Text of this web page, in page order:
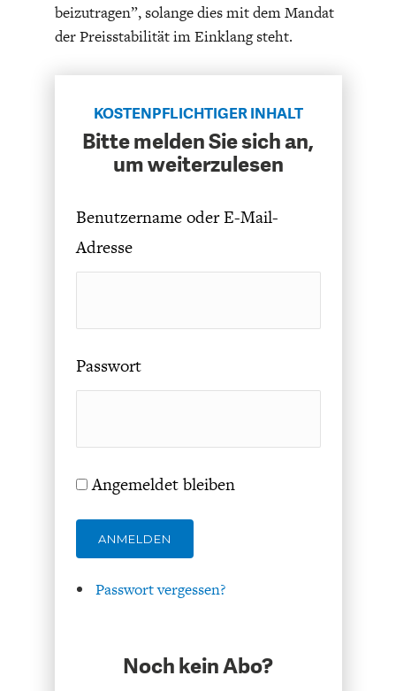
UNGLEICHHEIT UND
EUROPA
beizutragen”, solange dies mit dem Mandat
der Preisstabilität im Einklang steht.
KOSTENPFLICHTIGER INHALT
Bitte melden Sie sich an,
um weiterzulesen
Benutzername oder E-Mail-
Adresse
Passwort
Angemeldet bleiben
ANMELDEN
Passwort vergessen?
Noch kein Abo?